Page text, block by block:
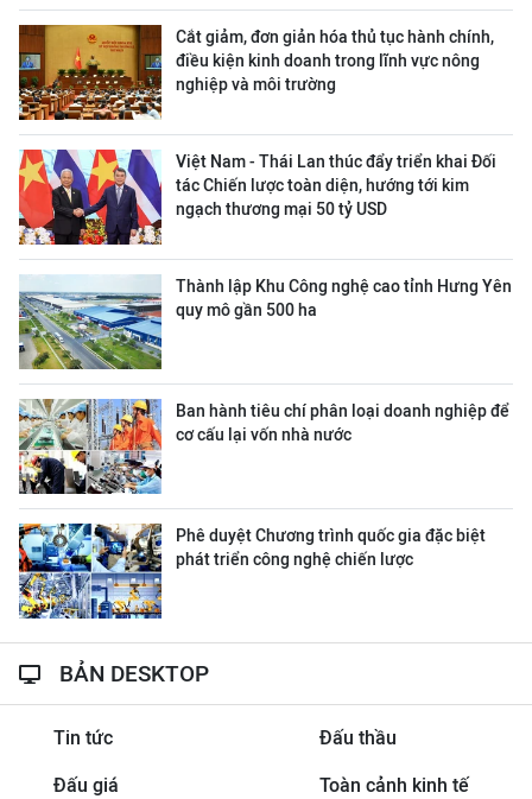
Cắt giảm, đơn giản hóa thủ tục hành chính,
điều kiện kinh doanh trong lĩnh vực nông
nghiệp và môi trường
Việt Nam - Thái Lan thúc đẩy triển khai Đối
tác Chiến lược toàn diện, hướng tới kim
ngạch thương mại 50 tỷ USD
Thành lập Khu Công nghệ cao tỉnh Hưng Yên
quy mô gần 500 ha
Ban hành tiêu chí phân loại doanh nghiệp để
cơ cấu lại vốn nhà nước
Phê duyệt Chương trình quốc gia đặc biệt
phát triển công nghệ chiến lược
BẢN DESKTOP
Tin tức Đấu thầu
Đấu giá Toàn cảnh kinh tế